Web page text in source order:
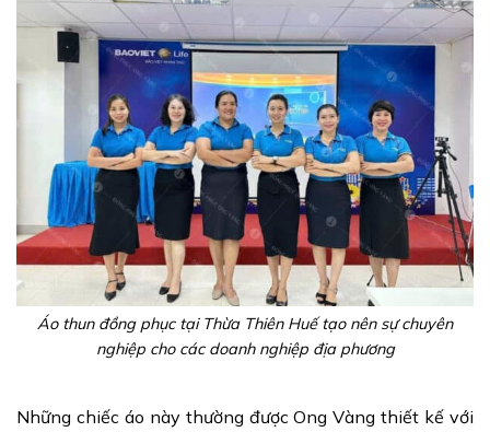
Áo thun đồng phục tại Thừa Thiên Huế tạo nên sự chuyên
nghiệp cho các doanh nghiệp địa phương
Những chiếc áo này thường được Ong Vàng thiết kế với